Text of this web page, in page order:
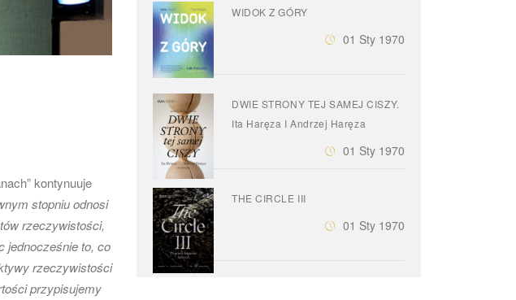
kontynuuje
stopniu odnosi
rzeczywistości,
jednocześnie to, co
rzeczywistości
przypisujemy
WIDOK Z GÓRY
01 Sty 1970
DWIE STRONY TEJ SAMEJ CISZY.
Ita Haręza I Andrzej Haręza
01 Sty 1970
THE CIRCLE III
01 Sty 1970